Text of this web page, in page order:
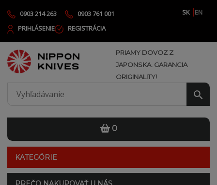
0903 214 263 0903 761 001 SK
EN
PRIHLÁSENIE
REGISTRÁCIA
PRIAMY DOVOZ Z
JAPONSKA. GARANCIA
ORIGINALITY!
0
KATEGÓRIE